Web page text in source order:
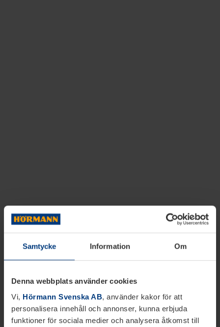
Samtycke Information Om
Denna webbplats använder cookies
Vi, Hörmann Svenska AB, använder kakor för att
personalisera innehåll och annonser, kunna erbjuda
funktioner för sociala medier och analysera åtkomst till